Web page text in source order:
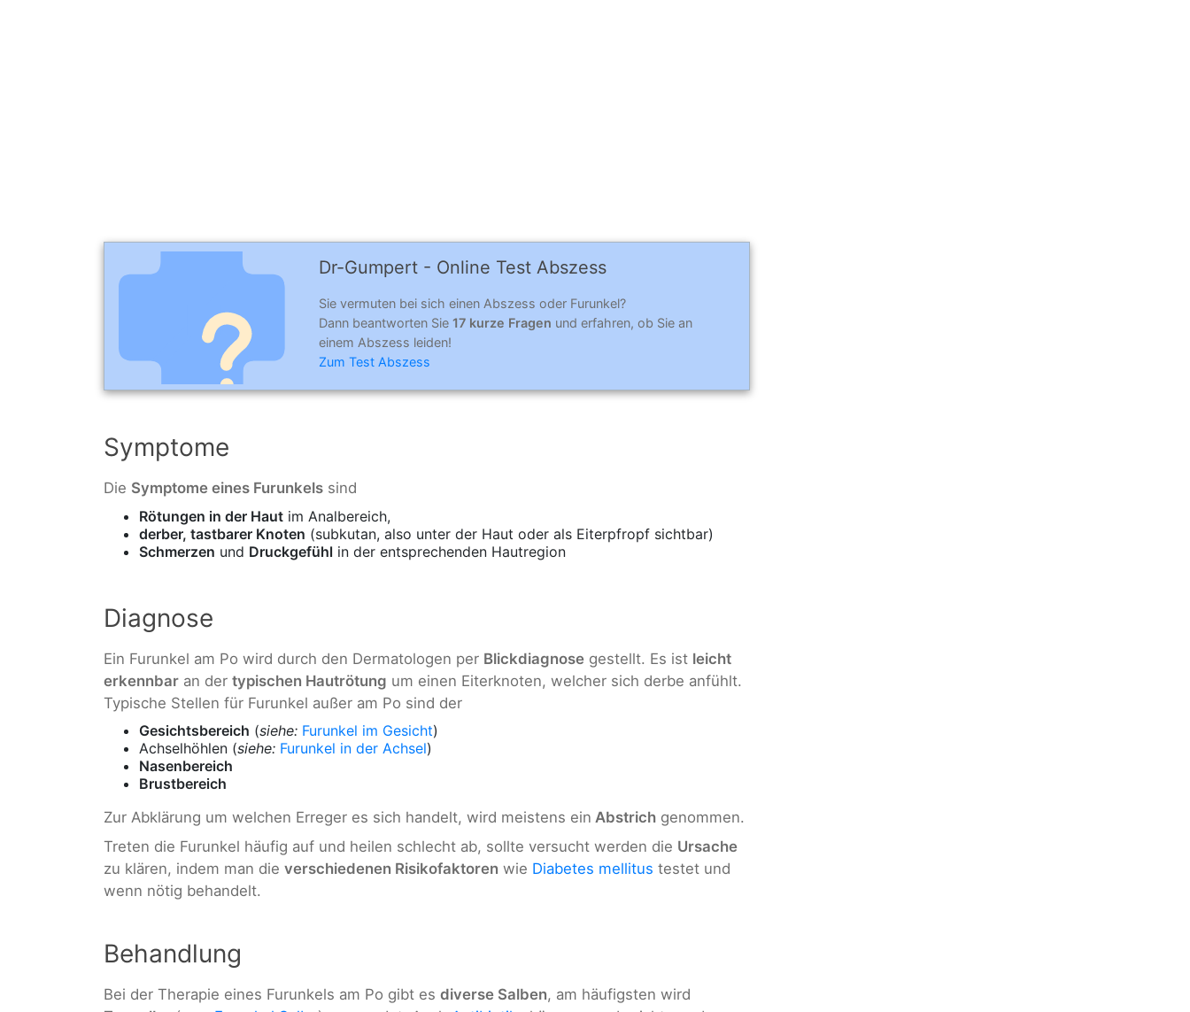
Dr-Gumpert - Online Test Abszess
Sie vermuten bei sich einen Abszess oder Furunkel?
Dann beantworten Sie 17 kurze Fragen und erfahren, ob Sie an
einem Abszess leiden!
Zum Test Abszess
Symptome
Die Symptome eines Furunkels sind
Rötungen in der Haut im Analbereich,
derber, tastbarer Knoten (subkutan, also unter der Haut oder als Eiterpfropf sichtbar)
Schmerzen und Druckgefühl in der entsprechenden Hautregion
Diagnose
Ein Furunkel am Po wird durch den Dermatologen per Blickdiagnose gestellt. Es ist leicht
erkennbar an der typischen Hautrötung um einen Eiterknoten, welcher sich derbe anfühlt.
Typische Stellen für Furunkel außer am Po sind der
Gesichtsbereich (siehe: Furunkel im Gesicht)
Achselhöhlen (siehe: Furunkel in der Achsel)
Nasenbereich
Brustbereich
Zur Abklärung um welchen Erreger es sich handelt, wird meistens ein Abstrich genommen.
Treten die Furunkel häufig auf und heilen schlecht ab, sollte versucht werden die Ursache
zu klären, indem man die verschiedenen Risikofaktoren wie Diabetes mellitus testet und
wenn nötig behandelt.
Behandlung
Bei der Therapie eines Furunkels am Po gibt es diverse Salben, am häufigsten wird